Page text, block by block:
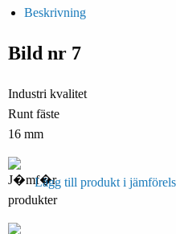
Beskrivning
Bild nr 7
Industri kvalitet
Runt fäste
16 mm
Lägg till produkt i